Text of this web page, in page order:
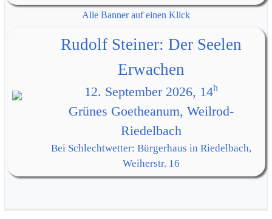
Alle Banner auf einen Klick
Rudolf Steiner: Der Seelen
Erwachen
12. September 2026, 14h
Grünes Goetheanum, Weilrod-
Riedelbach
Bei Schlechtwetter: Bürgerhaus in Riedelbach,
Weiherstr. 16